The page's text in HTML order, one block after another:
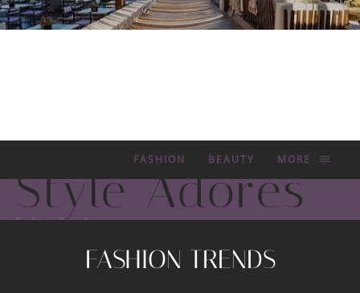
FASHION BEAUTY MORE
Style Adorés
Fashion Trends
FASHION TRENDS